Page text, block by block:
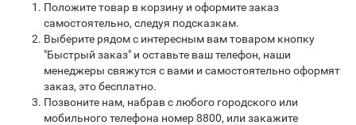
Положите товар в корзину и оформите заказ
самостоятельно, следуя подсказкам.
Выберите рядом с интересным вам товаром кнопку
"Быстрый заказ" и оставьте ваш телефон, наши
менеджеры свяжутся с вами и самостоятельно оформят
заказ, это бесплатно.
Позвоните нам, набрав с любого городского или
мобильного телефона номер 8800, или закажите